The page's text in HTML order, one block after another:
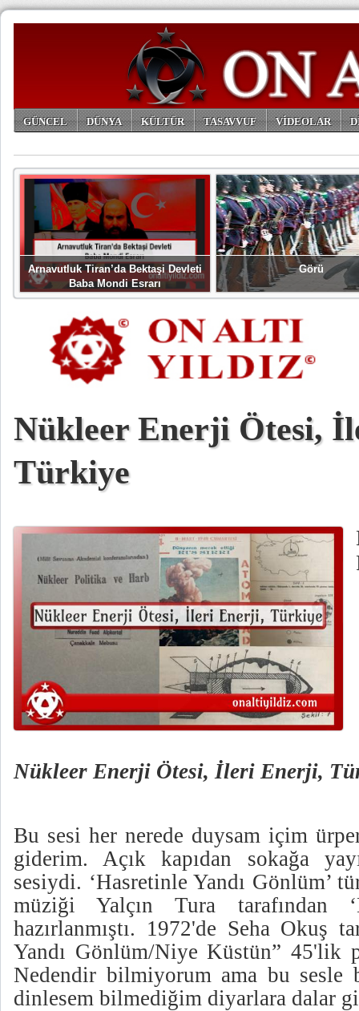
GÜNCEL DÜNYA KÜLTÜR TASAVVUF VİDEOLAR
Arnavutluk Tiran’da Bektaşi Devleti
Baba Mondi Esrarı
Görü
Nükleer Enerji Ötesi,
Türkiye
Nükleer Enerji Ötesi, İleri Enerji,
Bu sesi her nerede duysam içim
giderim. Açık kapıdan sokağa
sesiydi. ‘Hasretinle Yandı Gönlüm’
müziği Yalçın Tura tarafından
hazırlanmıştı. 1972'de Seha Okuş
Yandı Gönlüm/Niye Küstün” 45'lik
Nedendir bilmiyorum ama bu
dinlesem bilmediğim diyarlara dalar